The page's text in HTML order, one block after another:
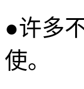
●许多
使。